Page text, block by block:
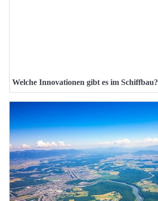
Welche Innovationen gibt es im Schiffbau?